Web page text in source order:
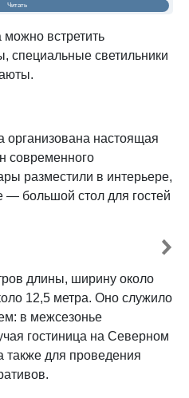
Читать
можно встретить
специальные светильники
организована настоящая
современного
разместили в интерьере,
— большой стол для гостей
длины, ширину около
12,5 метра. Оно служило
в межсезонье
гостиница на Северном
также для проведения